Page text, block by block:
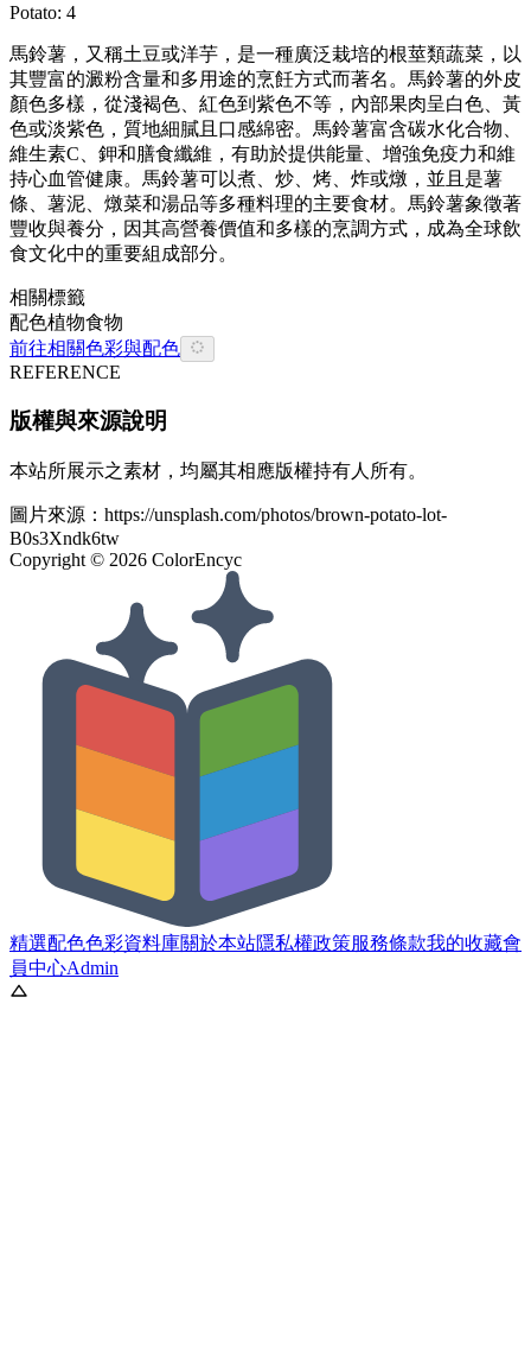
Potato: 4
馬鈴薯，又稱土豆或洋芋，是一種廣泛栽培的根莖類蔬菜，以
其豐富的澱粉含量和多用途的烹飪方式而著名。馬鈴薯的外皮
顏色多樣，從淺褐色、紅色到紫色不等，內部果肉呈白色、黃
色或淡紫色，質地細膩且口感綿密。馬鈴薯富含碳水化合物、
維生素C、鉀和膳食纖維，有助於提供能量、增強免疫力和維
持心血管健康。馬鈴薯可以煮、炒、烤、炸或燉，並且是薯
條、薯泥、燉菜和湯品等多種料理的主要食材。馬鈴薯象徵著
豐收與養分，因其高營養價值和多樣的烹調方式，成為全球飲
食文化中的重要組成部分。
相關標籤
配色植物食物
前往相關色彩與配色
REFERENCE
版權與來源說明
本站所展示之素材，均屬其相應版權持有人所有。
圖片來源： https://unsplash.com/photos/brown-potato-lot-
B0s3Xndk6tw
Copyright © 2026 ColorEncyc
精選配色色彩資料庫關於本站隱私權政策服務條款我的收藏會
員中心Admin